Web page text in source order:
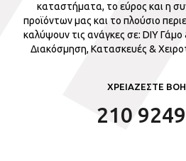
καταστήματα, το εύρος και η
προϊόντων μας και το πλούσιο
καλύψουν τις ανάγκες σε: DIY
Διακόσμηση, Κατασκευές &
ΧΡΕΙΑΖΕΣΤΕ
210